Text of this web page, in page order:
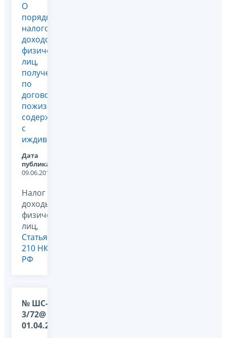
О
порядке
налогообложения
доходов
физических
лиц,
полученных
по
договору
пожизненного
содержания
с
иждивением
Дата
публикации:
09.06.2012
Налог на
доходы
физических
лиц,
Статья
210 НК
РФ
№ ШС-17-
3/72@ от
01.04.2009